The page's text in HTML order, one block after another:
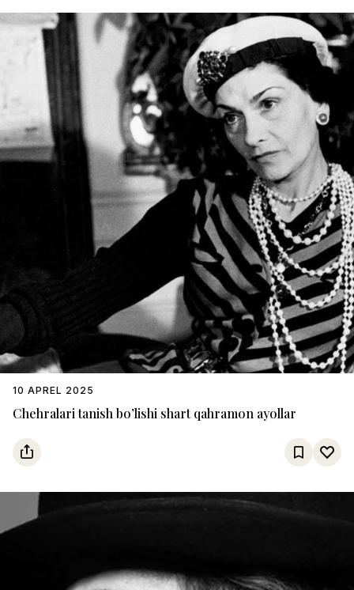
Chehralari tanish bo’lishi shart qahramon ayollar
10 APREL 2025